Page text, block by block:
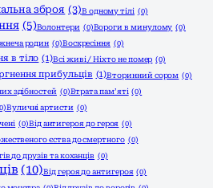
зброя (3)В одному тілі (0)
(5)Волонтери (0)Вороги в минулому (0)
родин (0)Воскресіння (0)
в тіло (1)Всі живі / Ніхто не помер (0)
прибульців (1)Вторинний сором (0)
здібностей (0)Втрата пам’яті (0)
Вуличні артисти (0)
(0)Від антигероя до героя (0)
єства до смертного (0)
до друзів та коханців (0)
(10)Від героя до антигероя (0)